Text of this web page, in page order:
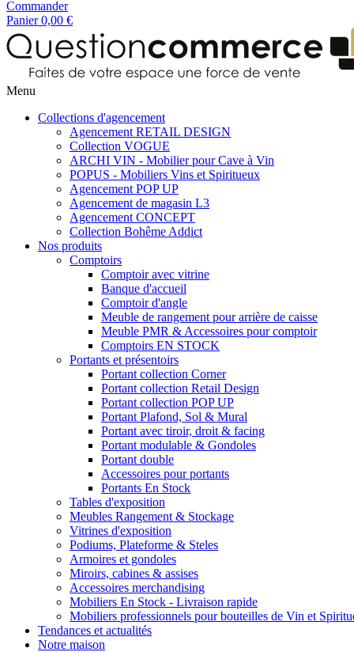
Commander
Panier 0,00 €
Menu
Collections d'agencement
Agencement RETAIL DESIGN
Collection VOGUE
ARCHI VIN - Mobilier pour Cave à Vin
POPUS - Mobiliers Vins et Spiritueux
Agencement POP UP
Agencement de magasin L3
Agencement CONCEPT
Collection Bohême Addict
Nos produits
Comptoirs
Comptoir avec vitrine
Banque d'accueil
Comptoir d'angle
Meuble de rangement pour arrière de caisse
Meuble PMR & Accessoires pour comptoir
Comptoirs EN STOCK
Portants et présentoirs
Portant collection Corner
Portant collection Retail Design
Portant collection POP UP
Portant Plafond, Sol & Mural
Portant avec tiroir, droit & facing
Portant modulable & Gondoles
Portant double
Accessoires pour portants
Portants En Stock
Tables d'exposition
Meubles Rangement & Stockage
Vitrines d'exposition
Podiums, Plateforme & Steles
Armoires et gondoles
Miroirs, cabines & assises
Accessoires merchandising
Mobiliers En Stock - Livraison rapide
Mobiliers professionnels pour bouteilles de Vin et
Tendances et actualités
Notre maison